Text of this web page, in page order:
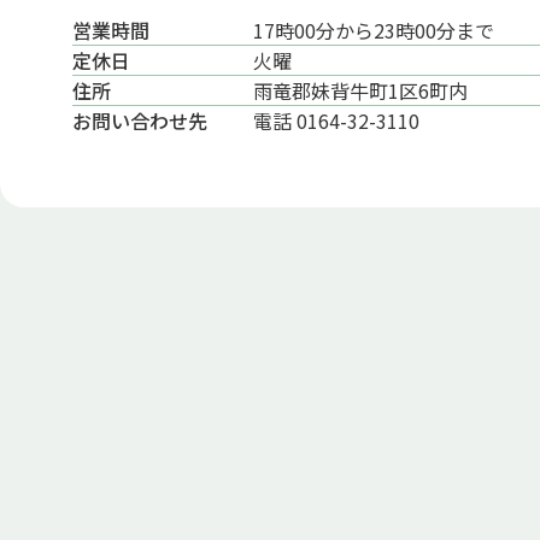
営業時間
17時00分から23時00分まで
定休日
火曜
住所
雨竜郡妹背牛町1区6町内
お問い合わせ先 電話 0164-32-3110